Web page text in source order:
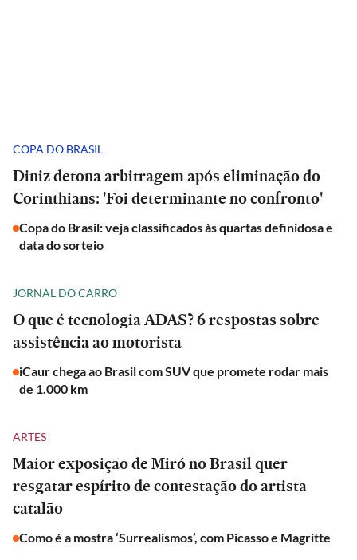
COPA DO BRASIL
Diniz detona arbitragem após eliminação do
Corinthians: 'Foi determinante no confronto'
Copa do Brasil: veja classificados às quartas definidosa e
data do sorteio
JORNAL DO CARRO
O que é tecnologia ADAS? 6 respostas sobre
assistência ao motorista
iCaur chega ao Brasil com SUV que promete rodar mais
de 1.000 km
ARTES
Maior exposição de Miró no Brasil quer
resgatar espírito de contestação do artista
catalão
Como é a mostra ‘Surrealismos’, com Picasso e Magritte